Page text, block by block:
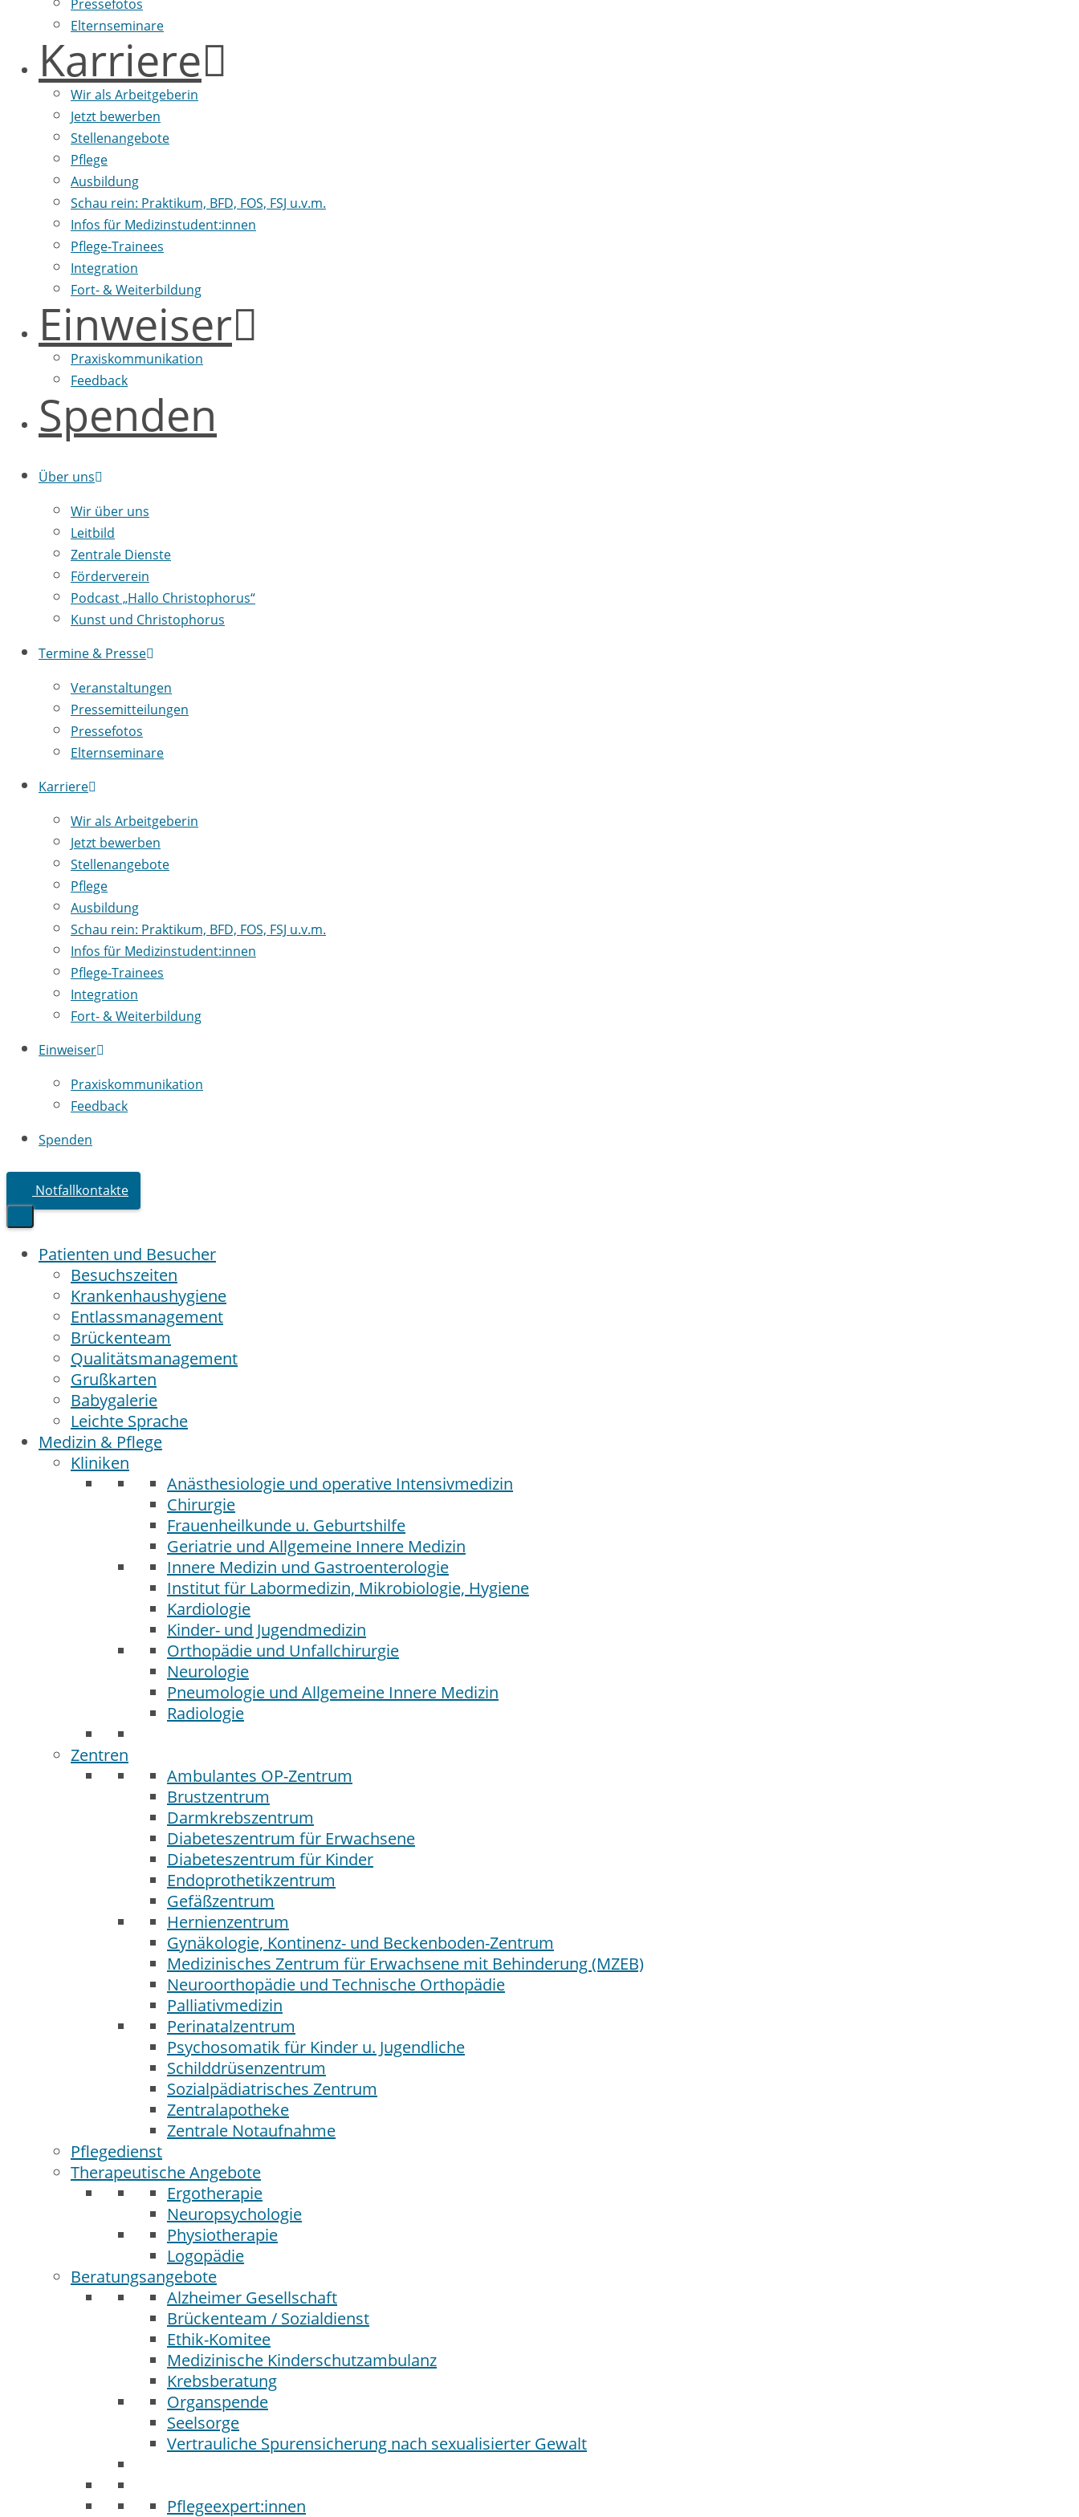
Pressefotos
Elternseminare
Karriere
Wir als Arbeitgeberin
Jetzt bewerben
Stellenangebote
Pflege
Ausbildung
Schau rein: Praktikum, BFD, FOS, FSJ u.v.m.
Infos für Medizinstudent:innen
Pflege-Trainees
Integration
Fort- & Weiterbildung
Einweiser
Praxiskommunikation
Feedback
Spenden
Über uns
Wir über uns
Leitbild
Zentrale Dienste
Förderverein
Podcast „Hallo Christophorus“
Kunst und Christophorus
Termine & Presse
Veranstaltungen
Pressemitteilungen
Pressefotos
Elternseminare
Karriere
Wir als Arbeitgeberin
Jetzt bewerben
Stellenangebote
Pflege
Ausbildung
Schau rein: Praktikum, BFD, FOS, FSJ u.v.m.
Infos für Medizinstudent:innen
Pflege-Trainees
Integration
Fort- & Weiterbildung
Einweiser
Praxiskommunikation
Feedback
Spenden
Notfallkontakte
Patienten und Besucher
Besuchszeiten
Krankenhaushygiene
Entlassmanagement
Brückenteam
Qualitätsmanagement
Grußkarten
Babygalerie
Leichte Sprache
Medizin & Pflege
Kliniken
Anästhesiologie und operative Intensivmedizin
Chirurgie
Frauenheilkunde u. Geburtshilfe
Geriatrie und Allgemeine Innere Medizin
Innere Medizin und Gastroenterologie
Institut für Labormedizin, Mikrobiologie, Hygiene
Kardiologie
Kinder- und Jugendmedizin
Orthopädie und Unfallchirurgie
Neurologie
Pneumologie und Allgemeine Innere Medizin
Radiologie
Zentren
Ambulantes OP-Zentrum
Brustzentrum
Darmkrebszentrum
Diabeteszentrum für Erwachsene
Diabeteszentrum für Kinder
Endoprothetikzentrum
Gefäßzentrum
Hernienzentrum
Gynäkologie, Kontinenz- und Beckenboden-Zentrum
Medizinisches Zentrum für Erwachsene mit Behinderung (MZEB)
Neuroorthopädie und Technische Orthopädie
Palliativmedizin
Perinatalzentrum
Psychosomatik für Kinder u. Jugendliche
Schilddrüsenzentrum
Sozialpädiatrisches Zentrum
Zentralapotheke
Zentrale Notaufnahme
Pflegedienst
Therapeutische Angebote
Ergotherapie
Neuropsychologie
Physiotherapie
Logopädie
Beratungsangebote
Alzheimer Gesellschaft
Brückenteam / Sozialdienst
Ethik-Komitee
Medizinische Kinderschutzambulanz
Krebsberatung
Organspende
Seelsorge
Vertrauliche Spurensicherung nach sexualisierter Gewalt
Pflegeexpert:innen